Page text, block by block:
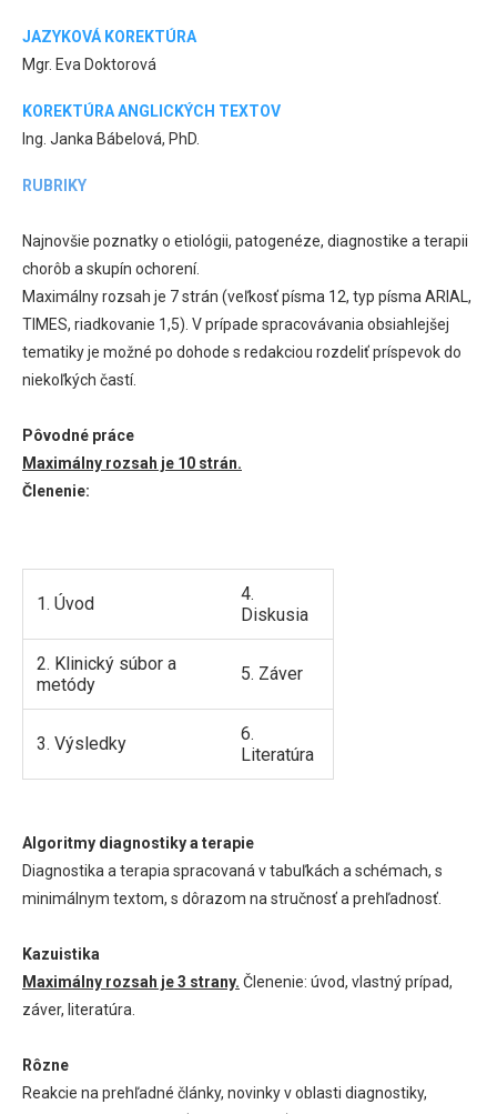
JAZYKOVÁ KOREKTÚRA
Mgr. Eva Doktorová
KOREKTÚRA ANGLICKÝCH TEXTOV
Ing. Janka Bábelová, PhD.
RUBRIKY
Najnovšie poznatky o etiológii, patogenéze, diagnostike a terapii
chorôb a skupín ochorení.
Maximálny rozsah je 7 strán (veľkosť písma 12, typ písma ARIAL,
TIMES, riadkovanie 1,5). V prípade spracovávania obsiahlejšej
tematiky je možné po dohode s redakciou rozdeliť príspevok do
niekoľkých častí.
Pôvodné práce
Maximálny rozsah je 10 strán.
Členenie:
1. Úvod
4.
Diskusia
2. Klinický súbor a
metódy
5. Záver
3. Výsledky
6.
Literatúra
Algoritmy diagnostiky a terapie
Diagnostika a terapia spracovaná v tabuľkách a schémach, s
minimálnym textom, s dôrazom na stručnosť a prehľadnosť.
Kazuistika
Maximálny rozsah je 3 strany. Členenie: úvod, vlastný prípad,
záver, literatúra.
Rôzne
Reakcie na prehľadné články, novinky v oblasti diagnostiky,